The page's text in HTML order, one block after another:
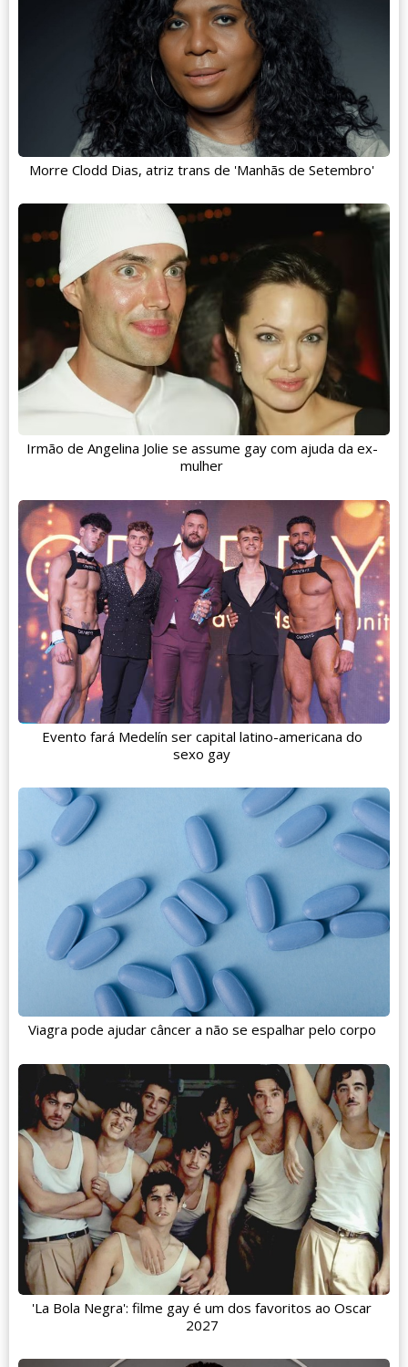
Morre Clodd Dias, atriz trans de 'Manhãs de Setembro'
Irmão de Angelina Jolie se assume gay com ajuda da ex-
mulher
Evento fará Medelín ser capital latino-americana do
sexo gay
Viagra pode ajudar câncer a não se espalhar pelo corpo
'La Bola Negra': filme gay é um dos favoritos ao Oscar
2027